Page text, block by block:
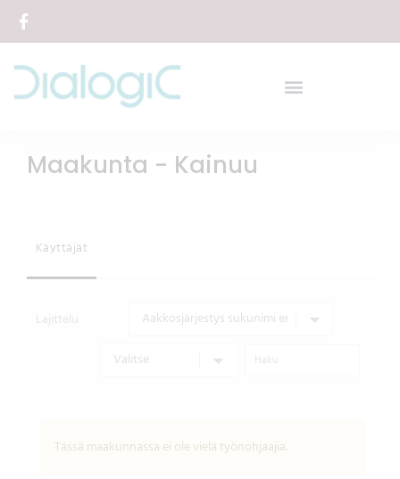
Siirry
sisältöön
Maakunta - Kainuu
Käyttäjät
Lajittelu
Tässä maakunnassa ei ole vielä työnohjaajia.